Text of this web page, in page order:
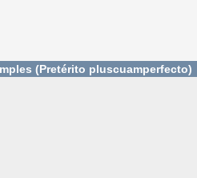
(Pretérito pluscuamperfecto)